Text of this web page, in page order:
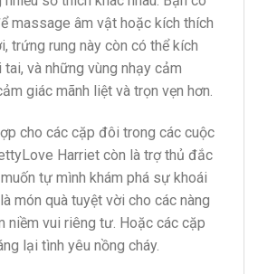
massage âm vật hoặc kích thích
trứng rung này còn có thể kích
tai, và những vùng nhạy cảm
giác mãnh liệt và trọn vẹn hơn.
cho các cặp đôi trong các cuộc
Harriet còn là trợ thủ đắc
tự mình khám phá sự khoái
món quà tuyệt vời cho các nàng
niềm vui riêng tư. Hoặc các cặp
lại tình yêu nồng cháy.